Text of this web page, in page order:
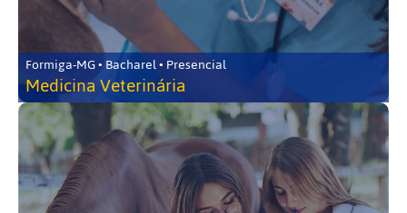
Formiga-MG • Bacharel • Presencial
Medicina Veterinária